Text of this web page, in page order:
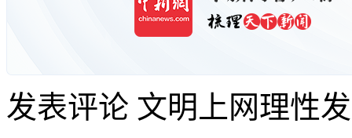
发表评论 文明上网理性